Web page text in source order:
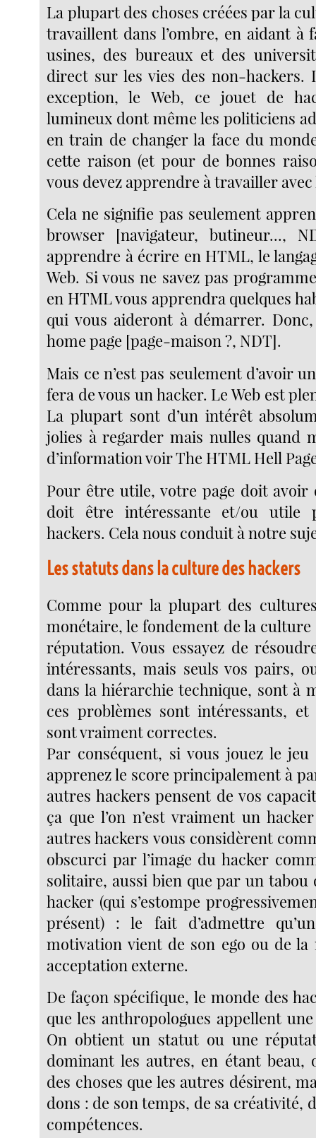
La plupart des choses créées par la
travaillent dans l’ombre, en aidant à
usines, des bureaux et des
direct sur les vies des non-hackers.
exception, le Web, ce jouet de
lumineux dont même les politiciens
en train de changer la face du
cette raison (et pour de bonnes
vous devez apprendre à travailler avec
Cela ne signifie pas seulement
browser [navigateur, butineur...,
apprendre à écrire en HTML, le
Web. Si vous ne savez pas
en HTML vous apprendra quelques
qui vous aideront à démarrer.
home page [page-maison ?, NDT].
Mais ce n’est pas seulement d’avoir
fera de vous un hacker. Le Web est
La plupart sont d’un intérêt
jolies à regarder mais nulles quand
d’information voir The HTML Hell
Pour être utile, votre page doit avoir
doit être intéressante et/ou utile
hackers. Cela nous conduit à notre
Les statuts dans la culture des hackers
Comme pour la plupart des
monétaire, le fondement de la culture
réputation. Vous essayez de
intéressants, mais seuls vos pairs,
dans la hiérarchie technique, sont à
ces problèmes sont intéressants,
sont vraiment correctes.
Par conséquent, si vous jouez le
apprenez le score principalement à
autres hackers pensent de vos
ça que l’on n’est vraiment un
autres hackers vous considèrent
obscurci par l’image du hacker
solitaire, aussi bien que par un tabou
hacker (qui s’estompe
présent) : le fait d’admettre
motivation vient de son ego ou de la
acceptation externe.
De façon spécifique, le monde des
que les anthropologues appellent
On obtient un statut ou une
dominant les autres, en étant beau,
des choses que les autres désirent,
dons : de son temps, de sa créativité,
compétences.